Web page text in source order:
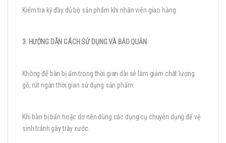
Kiểm tra kỹ đầy đủ bộ sản phẩm khi nhân viên giao hàng.
3. HƯỚNG DẪN CÁCH SỬ DỤNG VÀ BẢO QUẢN
Không để bàn bị ẩm trong thời gian dài sẻ làm giảm chất lượng
gỗ, rút ngắn thời gian sử dụng sản phẩm.
Khi bàn bị bẩn hoặc dơ nên dùng các dụng cụ chuyên dụng để vệ
sinh tránh gây trầy xước.